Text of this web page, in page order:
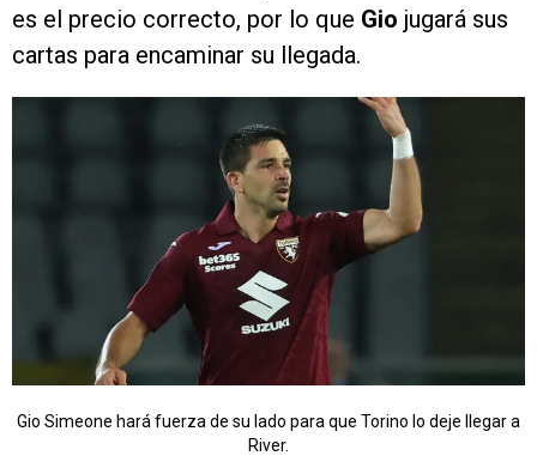
es el precio correcto, por lo que Gio jugará sus
cartas para encaminar su llegada.
Gio Simeone hará fuerza de su lado para que Torino lo deje llegar a
River.